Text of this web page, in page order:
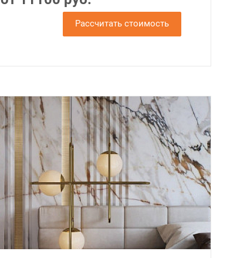
Рассчитать стоимость